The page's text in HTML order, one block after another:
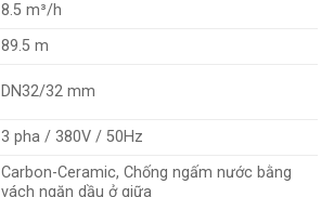
8.5 m³/h
89.5 m
DN32/32 mm
3 pha / 380V / 50Hz
Carbon-Ceramic, Chống ngấm nước bằng
vách ngăn dầu ở giữa